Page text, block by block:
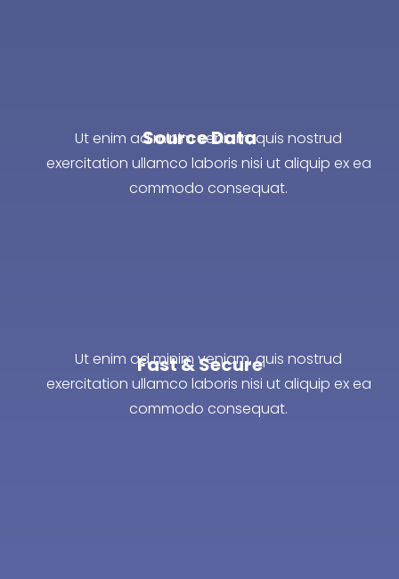
Source Data
Ut enim ad minim veniam, quis nostrud
exercitation ullamco laboris nisi ut aliquip ex ea
commodo consequat.
Fast & Secure
Ut enim ad minim veniam, quis nostrud
exercitation ullamco laboris nisi ut aliquip ex ea
commodo consequat.